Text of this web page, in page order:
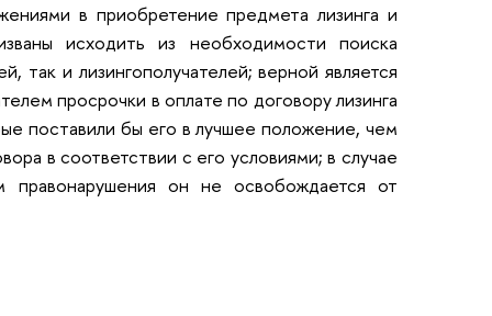
в приобретение предмета лизинга и
исходить из необходимости поиска
так и лизингополучателей; верной является
просрочки в оплате по договору лизинга
поставили бы его в лучшее положение, чем
в соответствии с его условиями; в случае
правонарушения он не освобождается от